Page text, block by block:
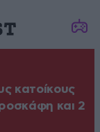
κατοίκους
και 2